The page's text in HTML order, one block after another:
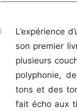
L’expérience
son premier
plusieurs
polyphonie,
tons et des
fait écho aux